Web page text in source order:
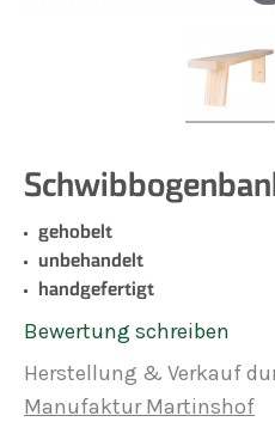
gehobelt
unbehandelt
handgefertigt
Bewertung schreiben
Herstellung & Verkauf
Manufaktur Martinshof